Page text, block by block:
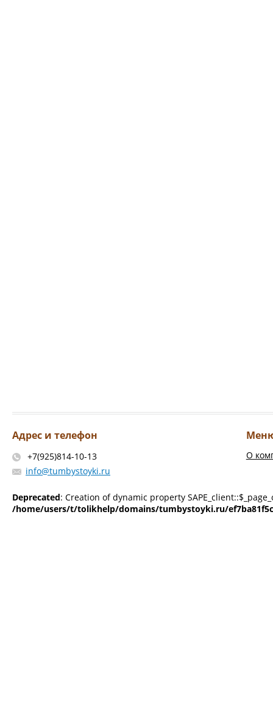
Адрес и телефон
+7(925)814-10-13
info@tumbystoyki.ru
О
Deprecated: Creation of dynamic property
/home/users/t/tolikhelp/domains/tumbystoyki.ru/